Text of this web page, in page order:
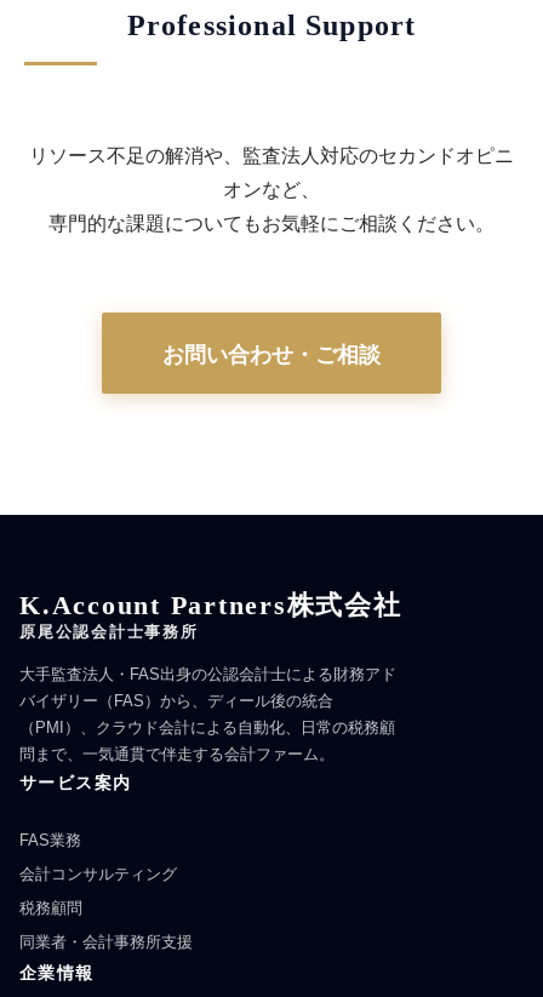
Professional Support
リソース不足の解消や、監査法人対応のセカンドオピニ
オンなど、
専門的な課題についてもお気軽にご相談ください。
お問い合わせ・ご相談
K.Account Partners株式会社
原尾公認会計士事務所
大手監査法人・FAS出身の公認会計士による財務アド
バイザリー（FAS）から、ディール後の統合
（PMI）、クラウド会計による自動化、日常の税務顧
問まで、一気通貫で伴走する会計ファーム。
サービス案内
FAS業務
会計コンサルティング
税務顧問
同業者・会計事務所支援
企業情報